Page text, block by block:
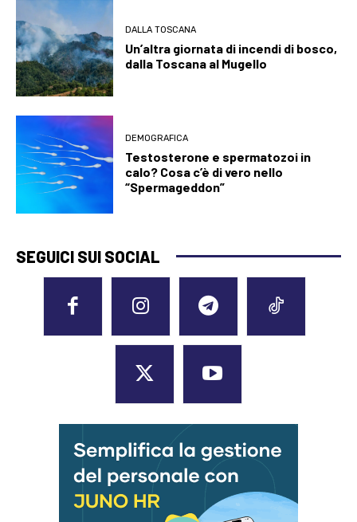
DALLA TOSCANA
Un’altra giornata di incendi di bosco,
dalla Toscana al Mugello
DEMOGRAFICA
Testosterone e spermatozoi in
calo? Cosa c’è di vero nello
“Spermageddon”
SEGUICI SUI SOCIAL